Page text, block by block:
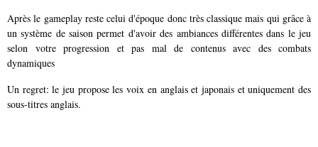
Après le gameplay reste celui d'époque donc très classique mais qui grâce à
un système de saison permet d'avoir des ambiances différentes dans le jeu
selon votre progression et pas mal de contenus avec des combats
dynamiques
Un regret: le jeu propose les voix en anglais et japonais et uniquement des
sous-titres anglais.